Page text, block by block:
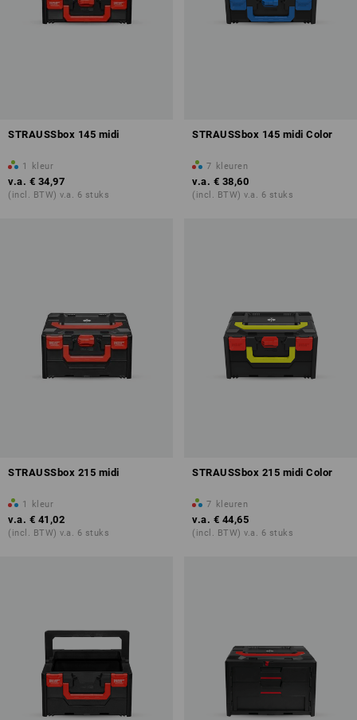
STRAUSSbox 145 midi
1 kleur
v.a. € 34,97
(incl. BTW) v.a. 6 stuks
STRAUSSbox 145 midi Color
7 kleuren
v.a. € 38,60
(incl. BTW) v.a. 6 stuks
STRAUSSbox 215 midi
1 kleur
v.a. € 41,02
(incl. BTW) v.a. 6 stuks
STRAUSSbox 215 midi Color
7 kleuren
v.a. € 44,65
(incl. BTW) v.a. 6 stuks